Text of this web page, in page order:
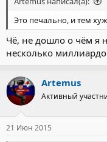
Это печально, и тем
Чё, не дошло о чём я
несколько
Artemus
Активный
21 Июн 2015